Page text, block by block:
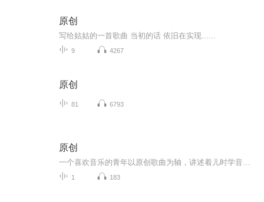
原创
写给姑姑的一首歌曲 当初的话 依旧在实现......
9 4267
原创
81 6793
原创
1 183